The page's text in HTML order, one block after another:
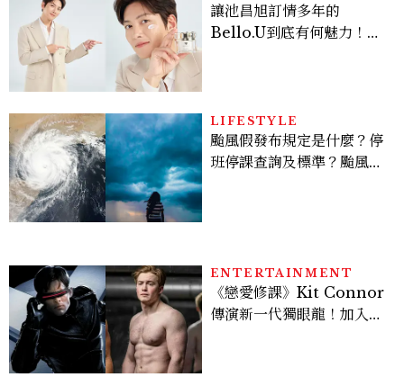
讓池昌旭訂情多年的
Bello.U到底有何魅力！揭
倦感，超神！
LIFESTYLE
颱風假發布規定是什麼？停
班停課查詢及標準？颱風假
ENTERTAINMENT
《戀愛修課》Kit Connor
傳演新一代獨眼龍！加入新